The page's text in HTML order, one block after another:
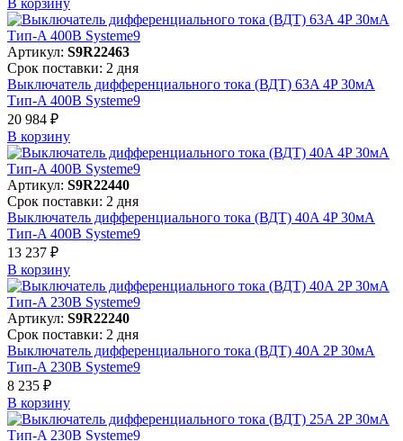
Артикул: S9R22463
Срок поставки: 2 дня
Выключатель дифференциального тока (ВДТ) 63A 4P 30мА
Тип-A 400В Systeme9
20 984 ₽
В корзинy
Артикул: S9R22440
Срок поставки: 2 дня
Выключатель дифференциального тока (ВДТ) 40A 4P 30мА
Тип-A 400В Systeme9
13 237 ₽
В корзинy
Артикул: S9R22240
Срок поставки: 2 дня
Выключатель дифференциального тока (ВДТ) 40A 2P 30мА
Тип-A 230В Systeme9
8 235 ₽
В корзинy